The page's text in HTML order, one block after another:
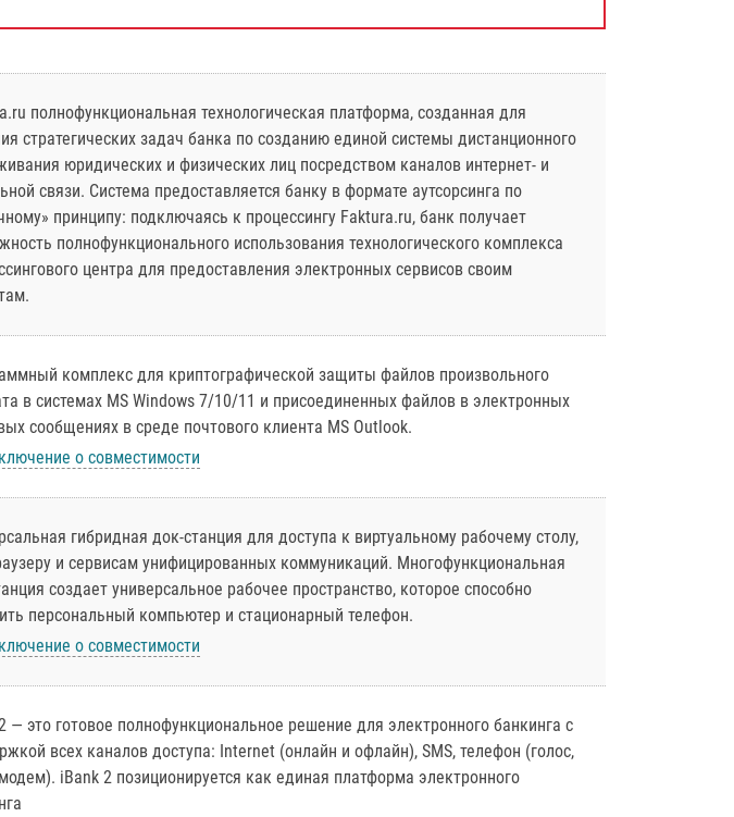
полнофункциональная технологическая платформа, созданная для
стратегических задач банка по созданию единой системы дистанционного
юридических и физических лиц посредством каналов интернет- и
связи. Система предоставляется банку в формате аутсорсинга по
принципу: подключаясь к процессингу Faktura.ru, банк получает
полнофункционального использования технологического комплекса
центра для предоставления электронных сервисов своим
комплекс для криптографической защиты файлов произвольного
в системах MS Windows 7/10/11 и присоединенных файлов в электронных
сообщениях в среде почтового клиента MS Outlook.
о совместимости
гибридная док-станция для доступа к виртуальному рабочему столу,
и сервисам унифицированных коммуникаций. Многофункциональная
создает универсальное рабочее пространство, которое способно
персональный компьютер и стационарный телефон.
о совместимости
— это готовое полнофункциональное решение для электронного банкинга с
всех каналов доступа: Internet (онлайн и офлайн), SMS, телефон (голос,
iBank 2 позиционируется как единая платформа электронного